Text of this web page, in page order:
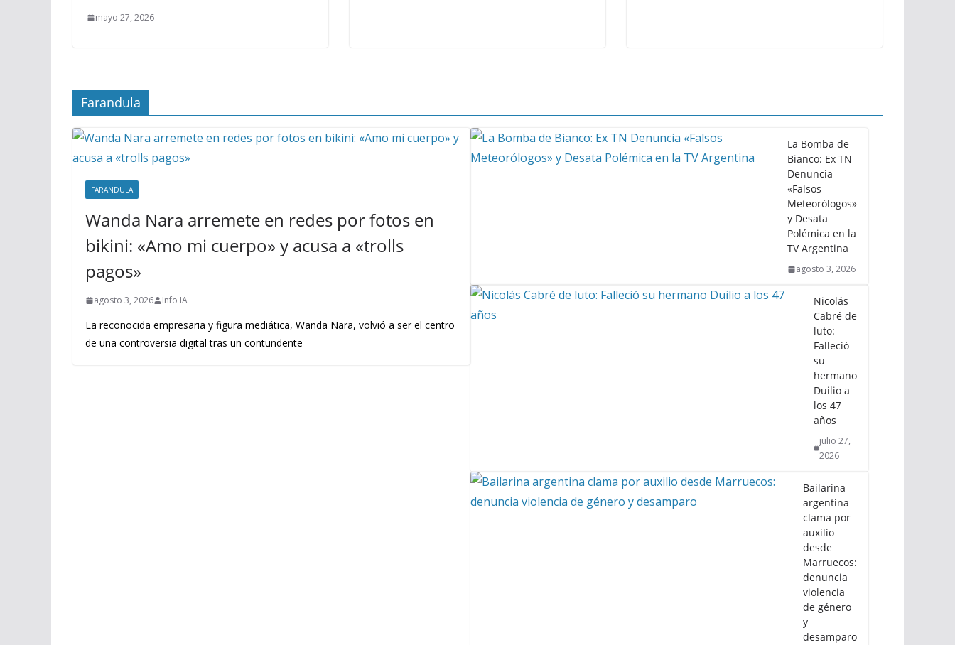
mayo 27, 2026
Farandula
FARANDULA
Wanda Nara arremete en redes por fotos en
bikini: «Amo mi cuerpo» y acusa a «trolls
pagos»
agosto 3, 2026 Info IA
La reconocida empresaria y figura mediática, Wanda Nara, volvió a ser el centro
de una controversia digital tras un contundente
La Bomba de
Bianco: Ex TN
Denuncia
«Falsos
Meteorólogos»
y Desata
Polémica en la
TV Argentina
agosto 3, 2026
Nicolás
Cabré de
luto:
Falleció
su
hermano
Duilio a
los 47
años
julio 27,
2026
Bailarina
argentina
clama por
auxilio
desde
Marruecos:
denuncia
violencia
de género
y
desamparo